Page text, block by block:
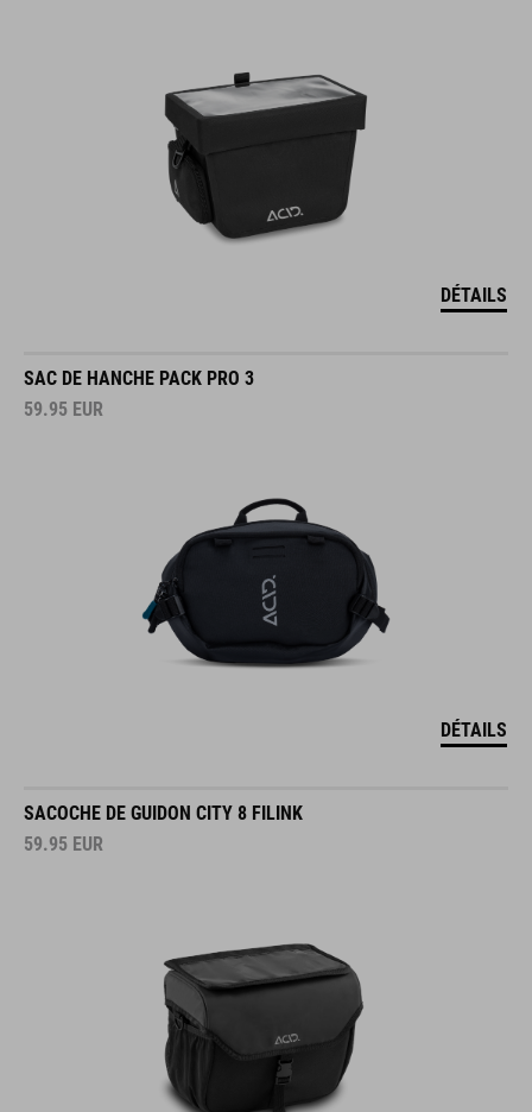
DÉTAILS
SAC DE HANCHE PACK PRO 3
59.95 EUR
DÉTAILS
SACOCHE DE GUIDON CITY 8 FILINK
59.95 EUR